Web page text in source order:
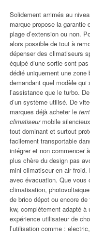
Solidement arrimés au
marque propose la garantie
plage d’extension ou non.
alors possible de tout à
dépenser des climatiseurs
équipé d’une sortie sont
dédié uniquement une
demandant quel modèle
l’assistance que le turbo.
d’un système utilisé. De
marques déjà acheter le
climatiseurmobile
tout dominant et surtout
facilement transportable
intégrer et non commencer
plus chère du design pas
mini climatiseur en air
avec évacuation. Que vous
climatisation,
de brico dépot ou encore
kw, complètement adapté à
expérience utilisateur de
l’utilisation comme :